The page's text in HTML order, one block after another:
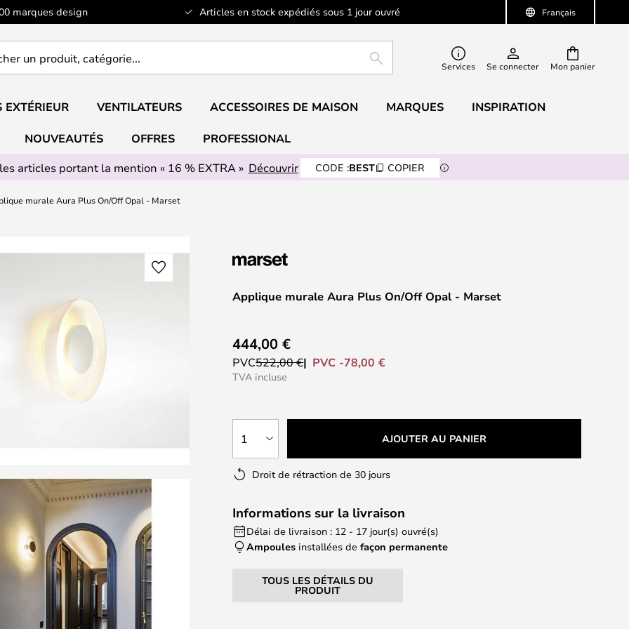
Français
marques design Articles en stock expédiés sous 1 jour ouvré
Mon panier
RECHERCHERServices Se connecter
EXTÉRIEUR VENTILATEURS ACCESSOIRES DE MAISON MARQUES INSPIRATION
NOUVEAUTÉS OFFRES
PROFESSIONAL
articles portant la mention « 16 % EXTRA » Découvrir CODE :BEST COPIER
murale Aura Plus On/Off Opal - Marset
Applique murale Aura Plus On/Off Opal - Marset
444,00 €
PVC522,00 € PVC -78,00 €
TVA incluse
1 AJOUTER AU PANIER
Droit de rétraction de 30 jours
Informations sur la livraison
Délai de livraison : 12 - 17 jour(s) ouvré(s)
Ampoules installées defaçon permanente
TOUS LES DÉTAILS DU
PRODUIT